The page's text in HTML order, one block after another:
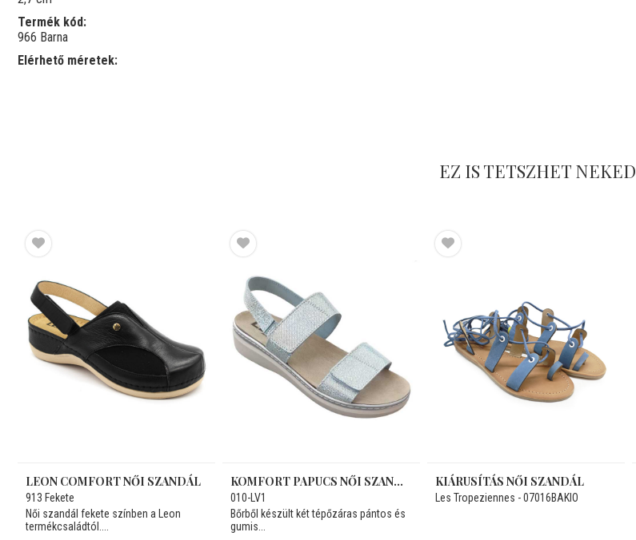
Termék kód:
966 Barna
Elérhető méretek:
EZ IS TETSZHET NEKED
LEON COMFORT NŐI SZANDÁL
913 Fekete
Női szandál fekete színben a Leon
termékcsaládtól....
KOMFORT PAPUCS NŐI SZANDÁL
010-LV1
Bőrből készült két tépőzáras pántos és
gumis...
KIÁRUSÍTÁS NŐI SZANDÁL
Les Tropeziennes - 07016BAKIO